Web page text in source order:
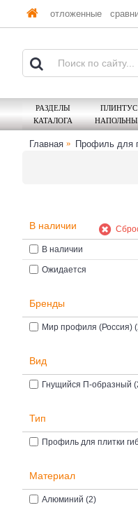
отложенные
РАЗДЕЛЫ
КАТАЛОГА
ПЛИНТУС
Главная Профиль для
В наличии
В наличии
Ожидается
Бренды
Мир профиля (Россия)
Вид
Гнущийся П-образный
Тип
Профиль для плитки
Материал
Алюминий (2)